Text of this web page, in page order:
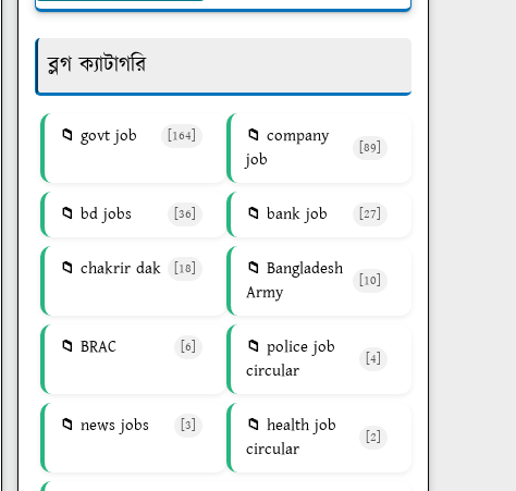
ব্লগ ক্যাটাগরি
govt job [164]
company
job
[89]
bd jobs [36] bank job [27]
chakrir dak [18]
Bangladesh
Army
[10]
BRAC [6]
police job
circular
[4]
news jobs [3]
health job
circular
[2]